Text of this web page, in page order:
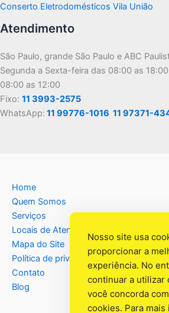
Conserto Eletrodomésticos Vila União
Atendimento
São Paulo, grande São Paulo e ABC
Segunda a Sexta-feira das 08:00 as
08:00 as 12:00
Fixo: 11 3993-2575
WhatsApp: 11 99776-1016 11 97371-
Home
Quem Somos
Serviços
Locais de Atendimento
Mapa do Site
Política de privacidade
Contato
Blog
Nosso site usa
proporcionar a
experiência. No
continuar a utilizar
você concorda
cookies. Para mais